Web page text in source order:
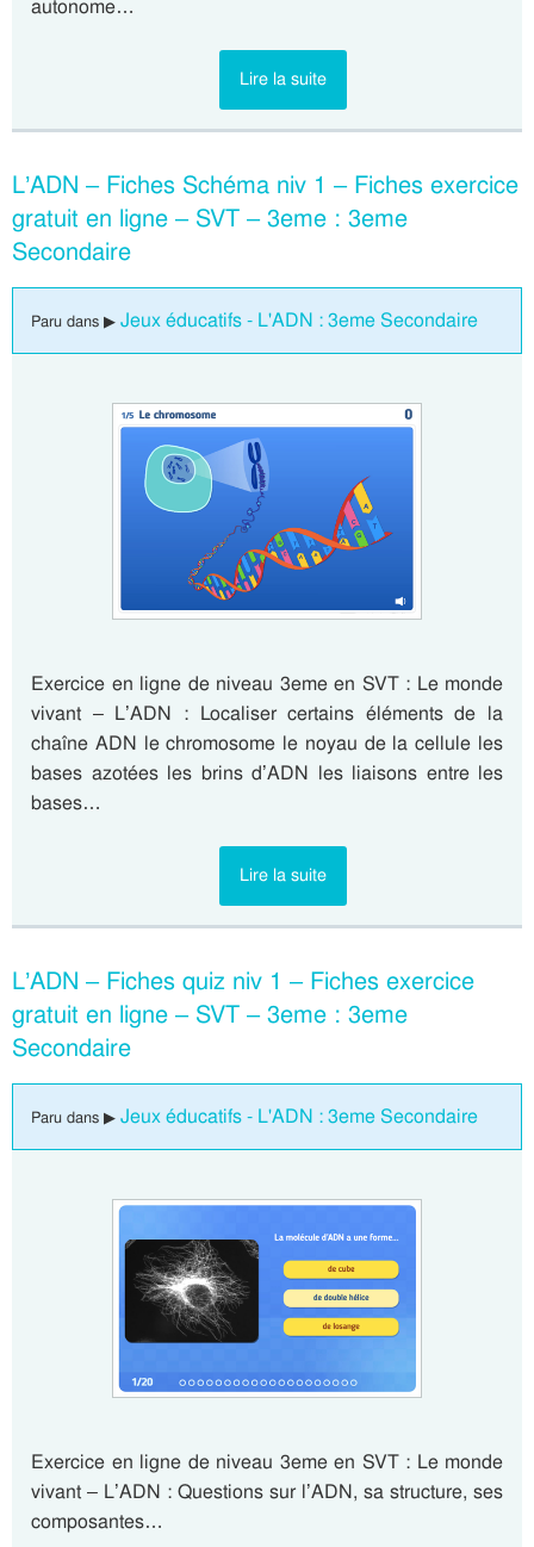
autonome…
Lire la suite
L’ADN – Fiches Schéma niv 1 – Fiches exercice
gratuit en ligne – SVT – 3eme : 3eme
Secondaire
Paru dans ▶ Jeux éducatifs - L'ADN : 3eme Secondaire
Exercice en ligne de niveau 3eme en SVT : Le monde
vivant – L’ADN : Localiser certains éléments de la
chaîne ADN le chromosome le noyau de la cellule les
bases azotées les brins d’ADN les liaisons entre les
bases…
Lire la suite
L’ADN – Fiches quiz niv 1 – Fiches exercice
gratuit en ligne – SVT – 3eme : 3eme
Secondaire
Paru dans ▶ Jeux éducatifs - L'ADN : 3eme Secondaire
Exercice en ligne de niveau 3eme en SVT : Le monde
vivant – L’ADN : Questions sur l’ADN, sa structure, ses
composantes…